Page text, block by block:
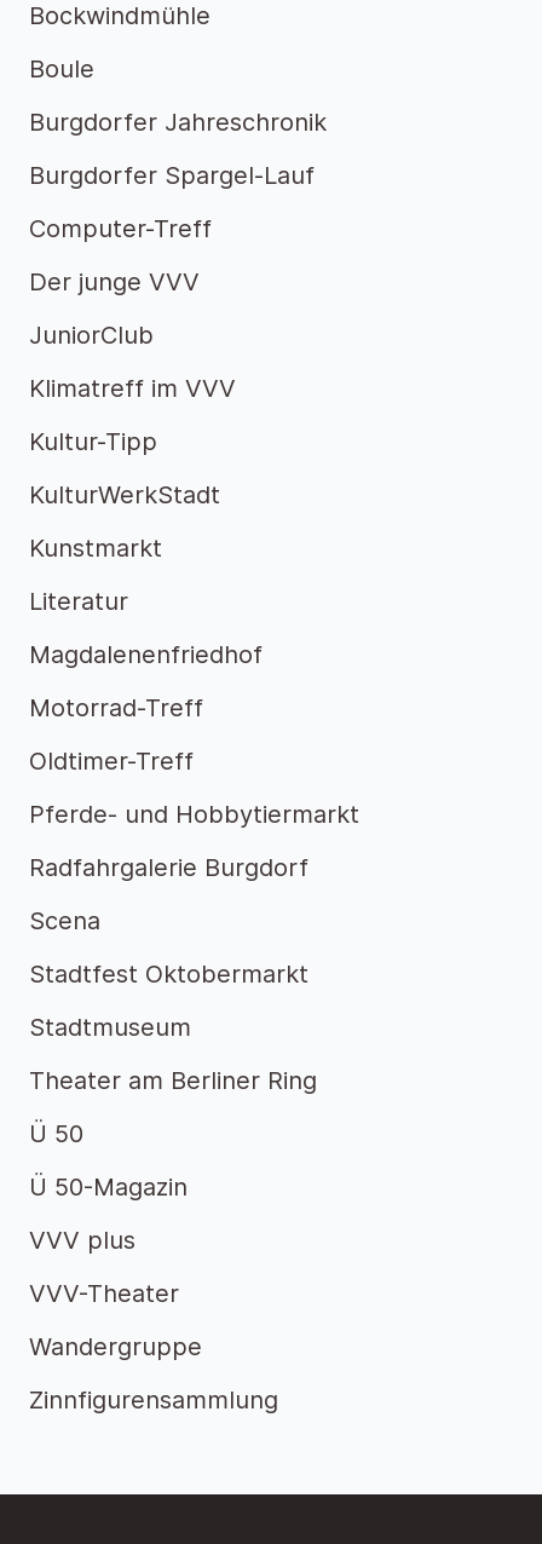
Bockwindmühle
Boule
Burgdorfer Jahreschronik
Burgdorfer Spargel-Lauf
Computer-Treff
Der junge VVV
JuniorClub
Klimatreff im VVV
Kultur-Tipp
KulturWerkStadt
Kunstmarkt
Literatur
Magdalenenfriedhof
Motorrad-Treff
Oldtimer-Treff
Pferde- und Hobbytiermarkt
Radfahrgalerie Burgdorf
Scena
Stadtfest Oktobermarkt
Stadtmuseum
Theater am Berliner Ring
Ü 50
Ü 50-Magazin
VVV plus
VVV-Theater
Wandergruppe
Zinnfigurensammlung